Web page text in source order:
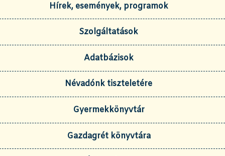
Hírek, események, programok
Szolgáltatások
Adatbázisok
Névadónk tiszteletére
Gyermekkönyvtár
Gazdagrét könyvtára